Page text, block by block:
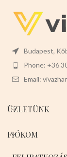
Budapest,
Phone: +36
Email:
ÜZLETÜNK
FIÓKOM